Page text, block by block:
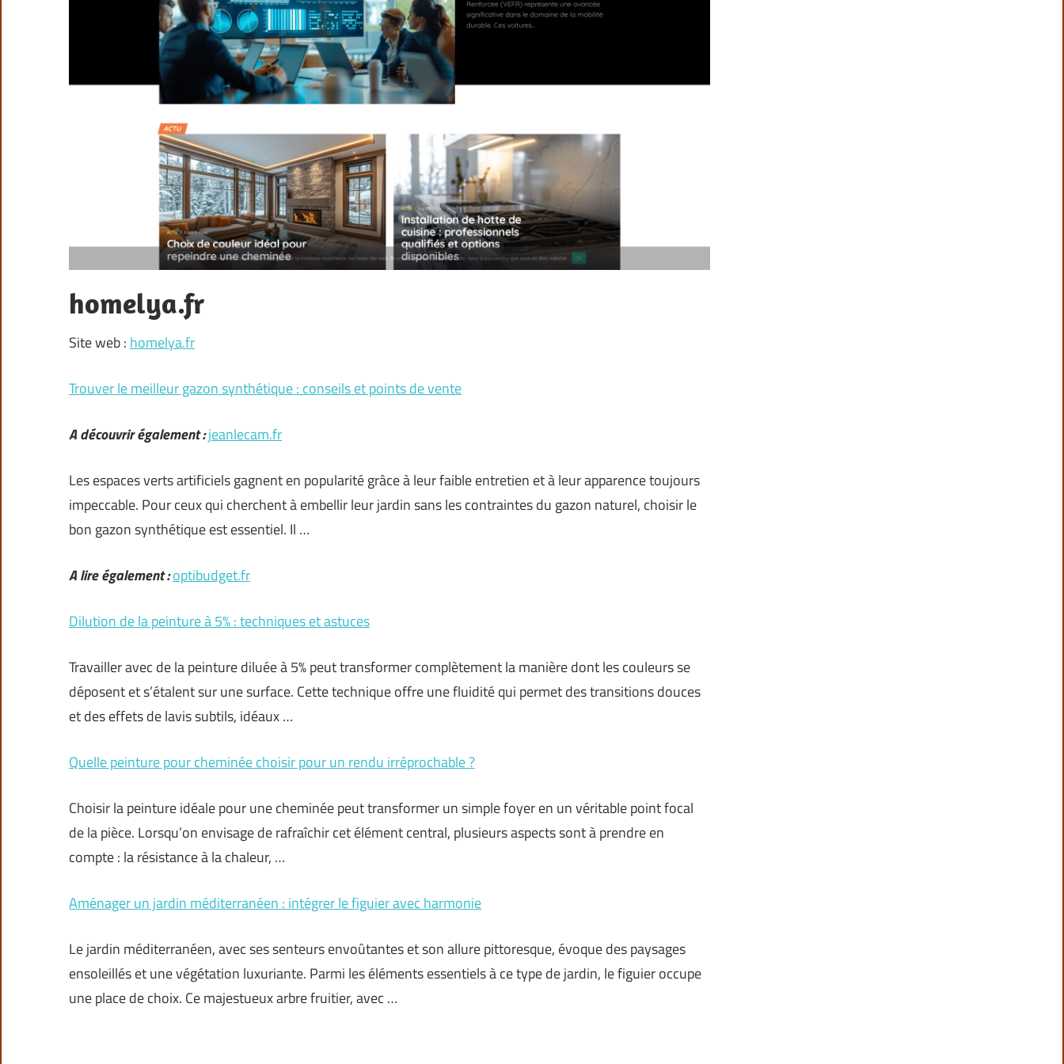
homelya.fr
Site web : homelya.fr
Trouver le meilleur gazon synthétique : conseils et points de vente
A découvrir également :jeanlecam.fr
Les espaces verts artificiels gagnent en popularité grâce à leur faible entretien et à leur apparence toujours
impeccable. Pour ceux qui cherchent à embellir leur jardin sans les contraintes du gazon naturel, choisir le
bon gazon synthétique est essentiel. Il …
A lire également :optibudget.fr
Dilution de la peinture à 5% : techniques et astuces
Travailler avec de la peinture diluée à 5% peut transformer complètement la manière dont les couleurs se
déposent et s’étalent sur une surface. Cette technique offre une fluidité qui permet des transitions douces
et des effets de lavis subtils, idéaux …
Quelle peinture pour cheminée choisir pour un rendu irréprochable ?
Choisir la peinture idéale pour une cheminée peut transformer un simple foyer en un véritable point focal
de la pièce. Lorsqu’on envisage de rafraîchir cet élément central, plusieurs aspects sont à prendre en
compte : la résistance à la chaleur, …
Aménager un jardin méditerranéen : intégrer le figuier avec harmonie
Le jardin méditerranéen, avec ses senteurs envoûtantes et son allure pittoresque, évoque des paysages
ensoleillés et une végétation luxuriante. Parmi les éléments essentiels à ce type de jardin, le figuier occupe
une place de choix. Ce majestueux arbre fruitier, avec …